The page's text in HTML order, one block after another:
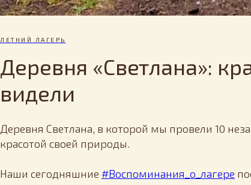
ЛЕТНИЙ ЛАГЕРЬ
Деревня «Светлана»:
видели
Деревня Светлана, в которой мы провели 10
красотой своей природы.
Наши сегодняшние #Воспоминания_о_лагере